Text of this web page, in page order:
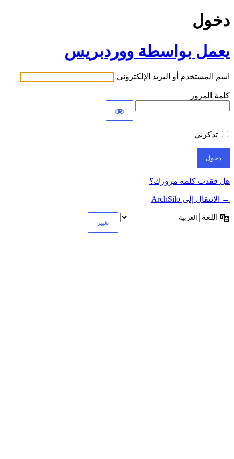
دخول
يعمل بواسطة ووردبريس
اسم المستخدم أو البريد الإلكتروني
كلمة المرور
تذكرني
هل فقدت كلمة مرورك؟
→ الانتقال إلى ArchSilo
اللغة